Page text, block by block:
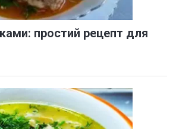
простий рецепт для